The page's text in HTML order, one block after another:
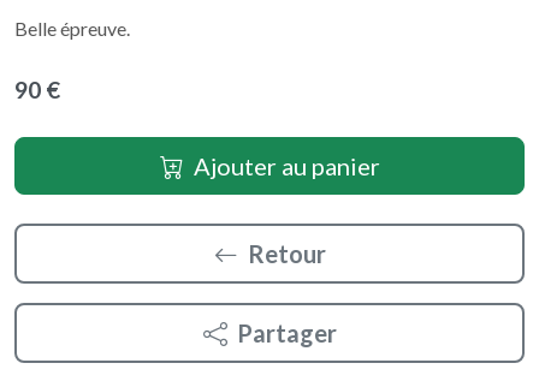
Belle épreuve.
90 €
Ajouter au panier
Retour
Partager